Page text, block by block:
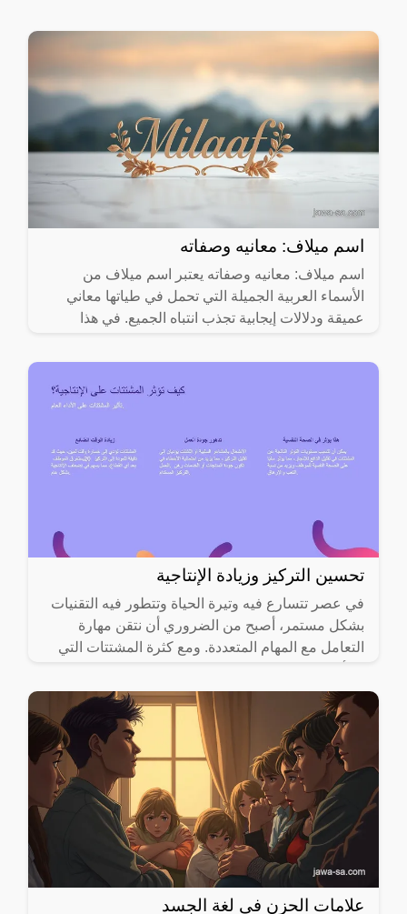
اسم ميلاف: معانيه وصفاته
اسم ميلاف: معانيه وصفاته يعتبر اسم ميلاف من
الأسماء العربية الجميلة التي تحمل في طياتها معاني
عميقة ودلالات إيجابية تجذب انتباه الجميع. في هذا
تحسين التركيز وزيادة الإنتاجية
في عصر تتسارع فيه وتيرة الحياة وتتطور فيه التقنيات
بشكل مستمر، أصبح من الضروري أن نتقن مهارة
التعامل مع المهام المتعددة. ومع كثرة المشتتات التي
علامات الحزن في لغة الجسد